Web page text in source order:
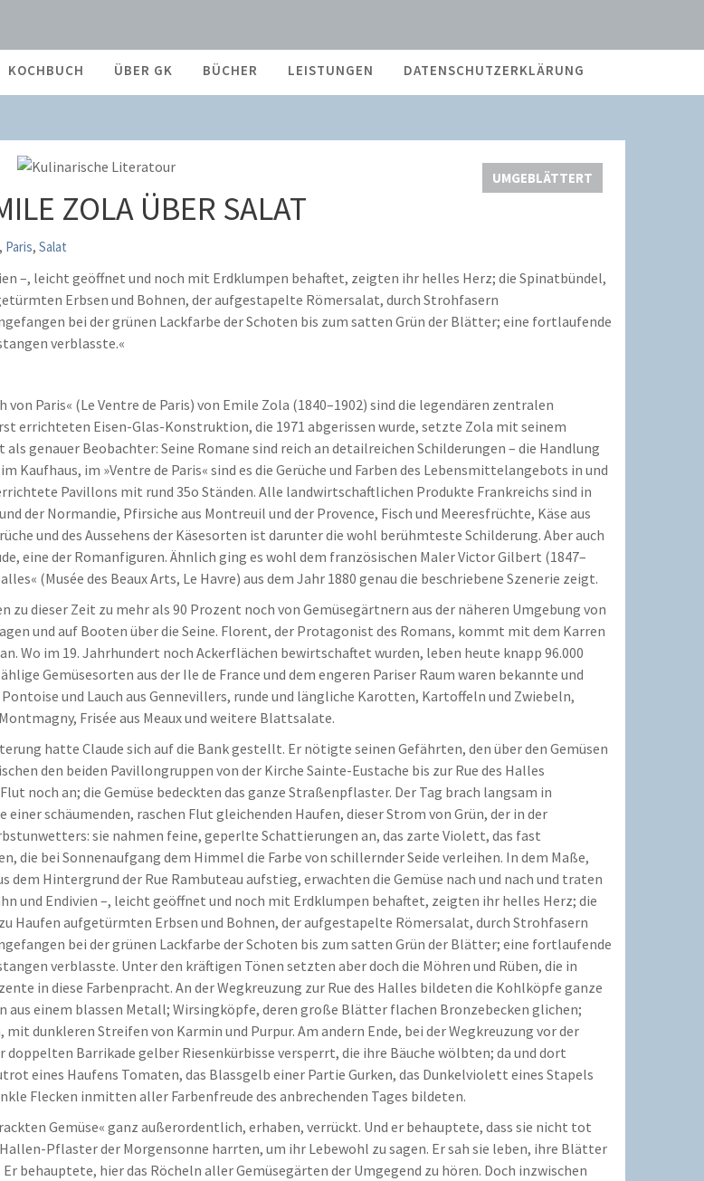
KOCHBUCH ÜBER GK BÜCHER LEISTUNGEN DATENSCHUTZERKLÄRUNG
ZOLA ÜBER SALAT
UMGEBLÄTTERT
ZOLA ÜBER SALAT
, Paris, Salat
–, leicht geöffnet und noch mit Erdklumpen behaftet, zeigten ihr helles Herz; die Spinatbündel,
Erbsen und Bohnen, der aufgestapelte Römersalat, durch Strohfasern
bei der grünen Lackfarbe der Schoten bis zum satten Grün der Blätter; eine fortlaufende
verblasste.«
Paris« (Le Ventre de Paris) von Emile Zola (1840–1902) sind die legendären zentralen
errichteten Eisen-Glas-Konstruktion, die 1971 abgerissen wurde, setzte Zola mit seinem
genauer Beobachter: Seine Romane sind reich an detailreichen Schilderungen – die Handlung
Kaufhaus, im »Ventre de Paris« sind es die Gerüche und Farben des Lebensmittelangebots in und
Pavillons mit rund 35o Ständen. Alle landwirtschaftlichen Produkte Frankreichs sind in
der Normandie, Pfirsiche aus Montreuil und der Provence, Fisch und Meeresfrüchte, Käse aus
und des Aussehens der Käsesorten ist darunter die wohl berühmteste Schilderung. Aber auch
eine der Romanfiguren. Ähnlich ging es wohl dem französischen Maler Victor Gilbert (1847–
(Musée des Beaux Arts, Le Havre) aus dem Jahr 1880 genau die beschriebene Szenerie zeigt.
zu dieser Zeit zu mehr als 90 Prozent noch von Gemüsegärtnern aus der näheren Umgebung von
und auf Booten über die Seine. Florent, der Protagonist des Romans, kommt mit dem Karren
Wo im 19. Jahrhundert noch Ackerflächen bewirtschaftet wurden, leben heute knapp 96.000
Gemüsesorten aus der Ile de France und dem engeren Pariser Raum waren bekannte und
und Lauch aus Gennevillers, runde und längliche Karotten, Kartoffeln und Zwiebeln,
Frisée aus Meaux und weitere Blattsalate.
hatte Claude sich auf die Bank gestellt. Er nötigte seinen Gefährten, den über den Gemüsen
den beiden Pavillongruppen von der Kirche Sainte-Eustache bis zur Rue des Halles
noch an; die Gemüse bedeckten das ganze Straßenpflaster. Der Tag brach langsam in
schäumenden, raschen Flut gleichenden Haufen, dieser Strom von Grün, der in der
sie nahmen feine, geperlte Schattierungen an, das zarte Violett, das fast
die bei Sonnenaufgang dem Himmel die Farbe von schillernder Seide verleihen. In dem Maße,
Hintergrund der Rue Rambuteau aufstieg, erwachten die Gemüse nach und nach und traten
und Endivien –, leicht geöffnet und noch mit Erdklumpen behaftet, zeigten ihr helles Herz; die
Haufen aufgetürmten Erbsen und Bohnen, der aufgestapelte Römersalat, durch Strohfasern
bei der grünen Lackfarbe der Schoten bis zum satten Grün der Blätter; eine fortlaufende
verblasste. Unter den kräftigen Tönen setzten aber doch die Möhren und Rüben, die in
in diese Farbenpracht. An der Wegkreuzung zur Rue des Halles bildeten die Kohlköpfe ganze
einem blassen Metall; Wirsingköpfe, deren große Blätter flachen Bronzebecken glichen;
dunkleren Streifen von Karmin und Purpur. Am andern Ende, bei der Wegkreuzung vor der
Barrikade gelber Riesenkürbisse versperrt, die ihre Bäuche wölbten; da und dort
eines Haufens Tomaten, das Blassgelb einer Partie Gurken, das Dunkelviolett eines Stapels
Flecken inmitten aller Farbenfreude des anbrechenden Tages bildeten.
Gemüse« ganz außerordentlich, erhaben, verrückt. Und er behauptete, dass sie nicht tot
Pflaster der Morgensonne harrten, um ihr Lebewohl zu sagen. Er sah sie leben, ihre Blätter
behauptete, hier das Röcheln aller Gemüsegärten der Umgegend zu hören. Doch inzwischen